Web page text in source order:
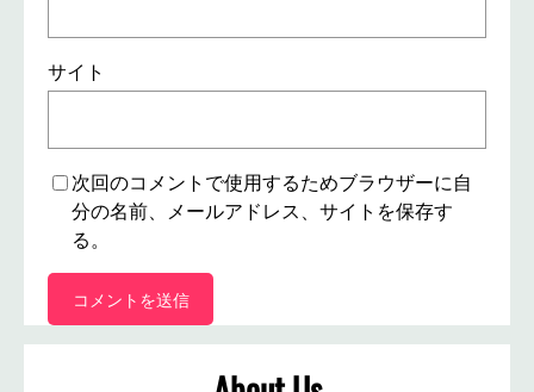
サイト
次回のコメントで使用するためブラウザーに自
分の名前、メールアドレス、サイトを保存す
る。